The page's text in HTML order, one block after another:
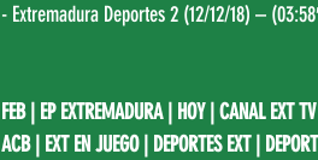
- Extremadura Deportes 2 (12/12/18) –
FEB EP EXTREMADURA HOY | CANAL EXT
ACB
EXT EN JUEGO | DEPORTES EXT |